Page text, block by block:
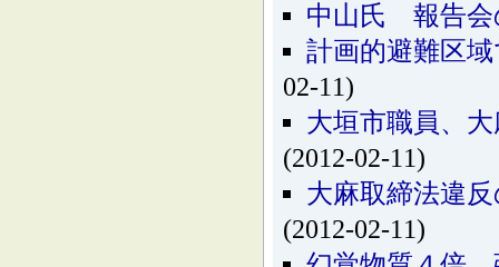
中山氏 報告会
計画的避難区
02-11)
大垣市職員、
(2012-02-11)
大麻取締法違
(2012-02-11)